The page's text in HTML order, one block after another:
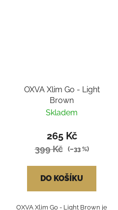
OXVA Xlim Go - Light
Brown
Skladem
265 Kč
399 Kč (–33 %)
DO KOŠÍKU
OXVA Xlim Go - Light Brown je